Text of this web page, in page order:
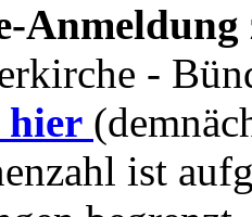
Anmeldung
-
hier
ist